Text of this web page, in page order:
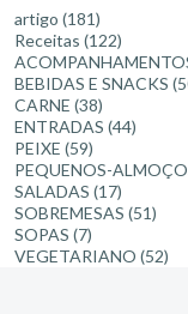
artigo (181)
Receitas (122)
BEBIDAS E SNACKS
CARNE (38)
ENTRADAS (44)
PEIXE (59)
PEQUENOS-
SALADAS (17)
SOBREMESAS (51)
SOPAS (7)
VEGETARIANO (52)